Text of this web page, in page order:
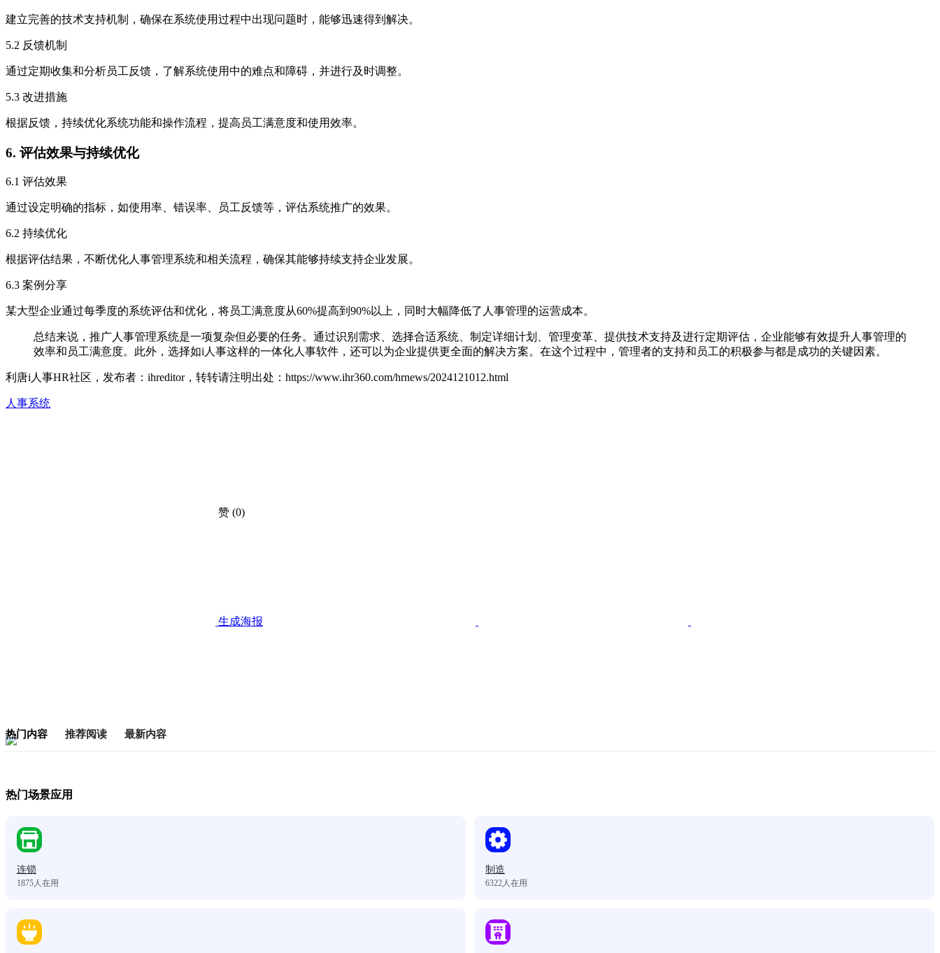
建立完善的技术支持机制，确保在系统使用过程中出现问题时，能够迅速得到解决。
5.2 反馈机制
通过定期收集和分析员工反馈，了解系统使用中的难点和障碍，并进行及时调整。
5.3 改进措施
根据反馈，持续优化系统功能和操作流程，提高员工满意度和使用效率。
6. 评估效果与持续优化
6.1 评估效果
通过设定明确的指标，如使用率、错误率、员工反馈等，评估系统推广的效果。
6.2 持续优化
根据评估结果，不断优化人事管理系统和相关流程，确保其能够持续支持企业发展。
6.3 案例分享
某大型企业通过每季度的系统评估和优化，将员工满意度从60%提高到90%以上，同时大幅降低了人事管理的运营成本。
总结来说，推广人事管理系统是一项复杂但必要的任务。通过识别需求、选择合适系统、制定详细计划、管理变革、提供技术支持及进行定期评估，企业能够有效提升人事管理的
效率和员工满意度。此外，选择如i人事这样的一体化人事软件，还可以为企业提供更全面的解决方案。在这个过程中，管理者的支持和员工的积极参与都是成功的关键因素。
利唐i人事HR社区，发布者：ihreditor，转转请注明出处： https://www.ihr360.com/hrnews/2024121012.html
人事系统
赞 (0)
生成海报
热门内容 推荐阅读 最新内容
热门场景应用
连锁
1875人在用
制造
6322人在用